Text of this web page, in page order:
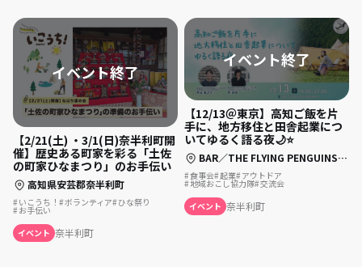
【2/21(土) ・3/1(日)奈半利町開
催】歴史ある町家を彩る「土佐
の町家ひなまつり」のお手伝い
高知県安芸郡奈半利町
いこうち！ ボランティア ひな祭り
お手伝い
イベント 奈半利町
【12/13＠東京】高知ご飯を片
手に、地方移住と田舎起業につ
いてゆるく語る夜🌙⭐
BAR／THE FLYING PENGUINS （東京都中央区日本橋2丁目2-18 八重洲仲通りビル2F）
食事会 起業 アウトドア
地域おこし協力隊 交流会
イベント 奈半利町